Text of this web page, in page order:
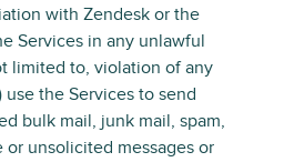
with Zendesk or the
Services in any unlawful
limited to, violation of any
use the Services to send
bulk mail, junk mail, spam,
unsolicited messages or